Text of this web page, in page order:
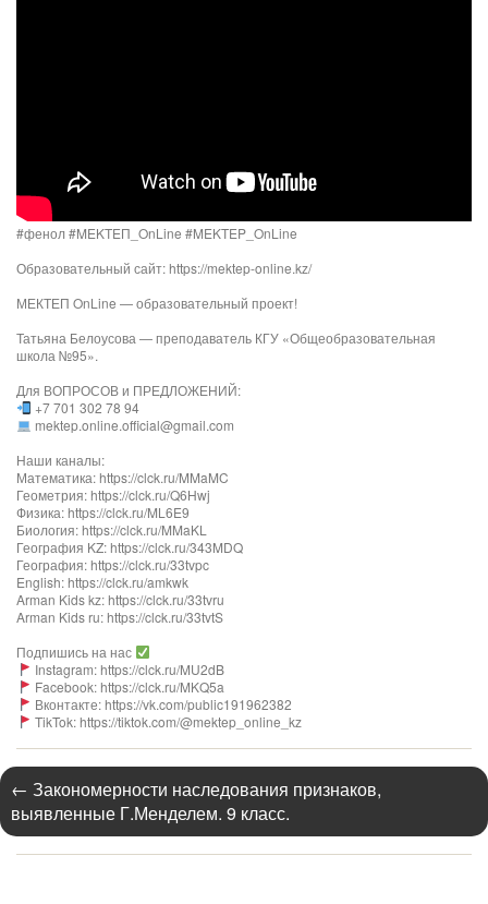
#фенол #MEKTEП_OnLine #MEKTEP_OnLine
Образовательный сайт: https://mektep-online.kz/
МЕКТЕП OnLine — образовательный проект!
Татьяна Белоусова — преподаватель КГУ «Общеобразовательная
школа №95».
Для ВОПРОСОВ и ПРЕДЛОЖЕНИЙ:
+7 701 302 78 94
mektep.online.official@gmail.com
Наши каналы:
Математика: https://clck.ru/MMaMC
Геометрия: https://clck.ru/Q6Hwj
Физика: https://clck.ru/ML6E9
Биология: https://clck.ru/MMaKL​​​​​​
География KZ: https://clck.ru/343MDQ
География: https://clck.ru/33tvpc
English: https://clck.ru/amkwk
Arman Kids kz: https://clck.ru/33tvru
Arman Kids ru: https://clck.ru/33tvtS
Подпишись на нас
Instagram: https://clck.ru/MU2dB
Facebook: https://clck.ru/MKQ5a
Вконтакте: https://vk.com/public191962382
TikTok: https://tiktok.com/@mektep_online_kz
← Закономерности наследования признаков,
выявленные Г.Менделем. 9 класс.